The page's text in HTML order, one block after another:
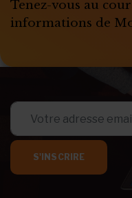
Tenez-vous au
informations de
S'INSCRIRE